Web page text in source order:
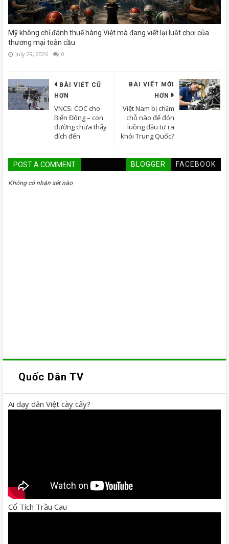
Mỹ không chỉ đánh thuế hàng Việt mà đang viết lại luật chơi của
thương mại toàn cầu
July 29, 2026 0
BÀI VIẾT MỚI
HƠN
Việt Nam bị chậm
chỗ nào để đón
luồng đầu tư ra
khỏi Trung Quốc?
BÀI VIẾT CŨ
HƠN
VNCS: COC cho
Biển Đông – con
đường chưa thấy
đích đến
POST A COMMENT BLOGGER FACEBOOK
Không có nhận xét nào
Quốc Dân TV
Ai dạy dân Việt cày cấy?
Cổ Tích Trầu Cau